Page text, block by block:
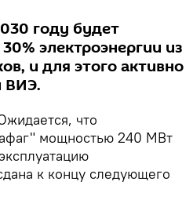
году будет
электроэнергии из
и для этого активно
ВИЭ.
что
мощностью 240 МВт
к концу следующего